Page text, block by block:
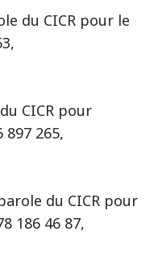
du CICR pour le
CICR pour
265,
du CICR pour
186 46 87,